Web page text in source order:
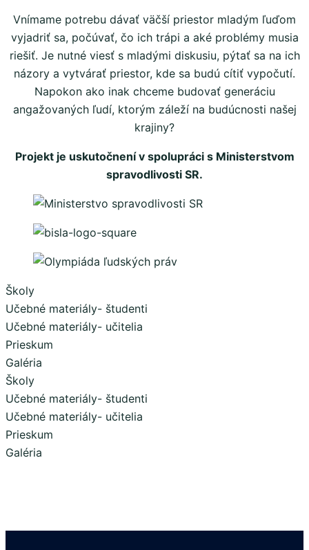
Vnímame potrebu dávať väčší priestor mladým ľuďom
vyjadriť sa, počúvať, čo ich trápi a aké problémy musia
riešiť. Je nutné viesť s mladými diskusiu, pýtať sa na ich
názory a vytvárať priestor, kde sa budú cítiť vypočutí.
Napokon ako inak chceme budovať generáciu
angažovaných ľudí, ktorým záleží na budúcnosti našej
krajiny?
Projekt je uskutočnení v spolupráci s Ministerstvom
spravodlivosti SR.
Školy
Učebné materiály- študenti
Učebné materiály- učitelia
Prieskum
Galéria
Školy
Učebné materiály- študenti
Učebné materiály- učitelia
Prieskum
Galéria